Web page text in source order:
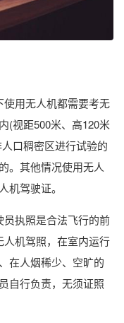
用无人机都需要考无
(视距500米、高120米
口稠密区进行试验的
。其他情况使用无人
机驾驶证。
执照是合法飞行的前
机驾照，在室内运行
在人烟稀少、空旷的
自行负责，无须证照